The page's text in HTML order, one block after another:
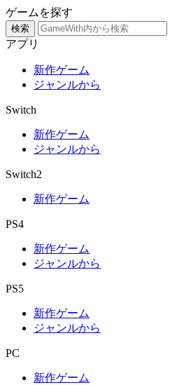
ゲームを探す
検索
アプリ
新作ゲーム
ジャンルから
Switch
新作ゲーム
ジャンルから
Switch2
新作ゲーム
PS4
新作ゲーム
ジャンルから
PS5
新作ゲーム
ジャンルから
PC
新作ゲーム